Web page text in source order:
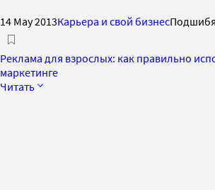
14 May 2013Карьера и свой бизнес
Реклама для взрослых: как правильно
маркетинге
Читать